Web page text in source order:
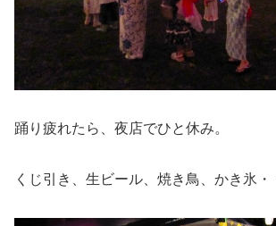
踊り疲れたら、夜店でひと休み。
くじ引き、生ビール、焼き鳥、かき氷・